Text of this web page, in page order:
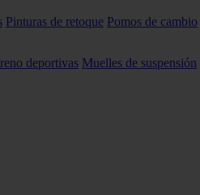
Pinturas de retoque Pomos de cambio
deportivas Muelles de suspensión